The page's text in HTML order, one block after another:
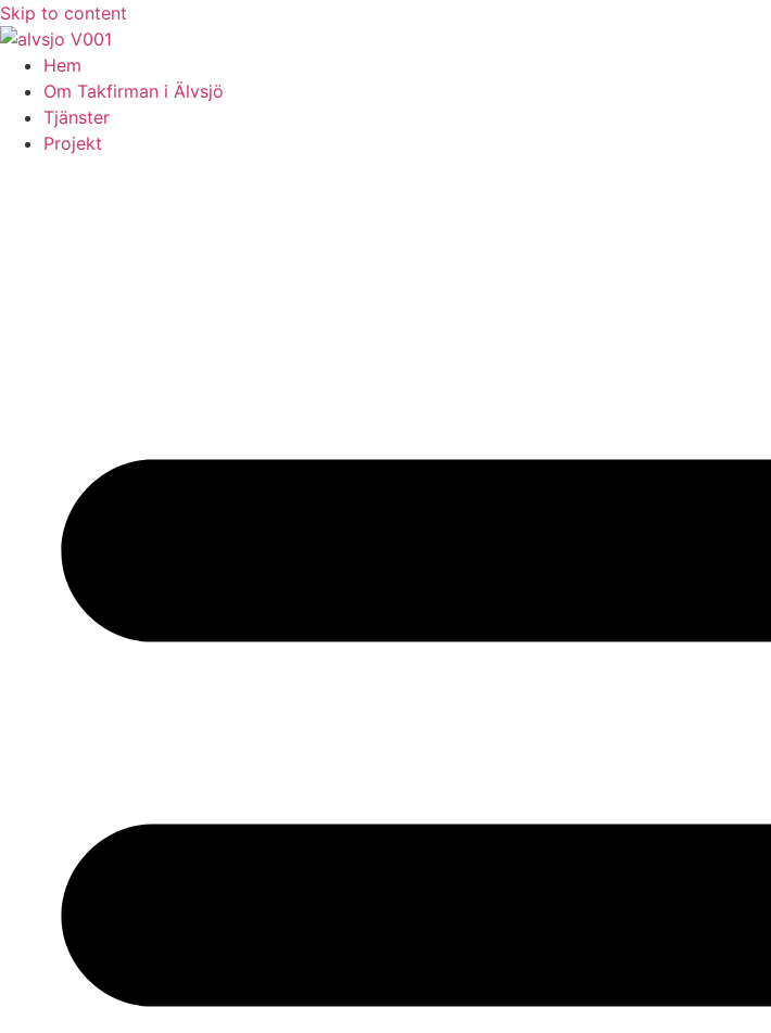
Skip to content
Hem
Om Takfirman i Älvsjö
Tjänster
Projekt